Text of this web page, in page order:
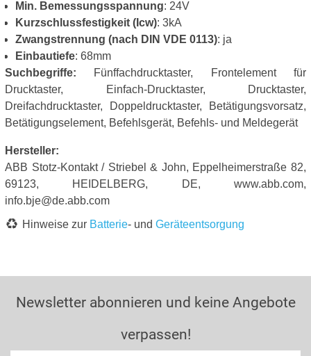
Min. Bemessungsspannung: 24V
Kurzschlussfestigkeit (Icw): 3kA
Zwangstrennung (nach DIN VDE 0113): ja
Einbautiefe: 68mm
Suchbegriffe: Fünffachdrucktaster, Frontelement für
Drucktaster, Einfach-Drucktaster, Drucktaster,
Dreifachdrucktaster, Doppeldrucktaster, Betätigungsvorsatz,
Betätigungselement, Befehlsgerät, Befehls- und Meldegerät
Hersteller:
ABB Stotz-Kontakt / Striebel & John, Eppelheimerstraße 82,
69123, HEIDELBERG, DE, www.abb.com,
info.bje@de.abb.com
Hinweise zur Batterie- und Geräteentsorgung
Newsletter abonnieren und keine Angebote
verpassen!